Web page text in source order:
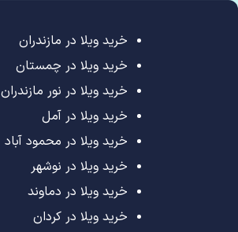
خرید ویلا در مازندران
خرید ویلا در چمستان
خرید ویلا در نور مازندران
خرید ویلا در آمل
خرید ویلا در محمود آباد
خرید ویلا در نوشهر
خرید ویلا در دماوند
خرید ویلا در کردان